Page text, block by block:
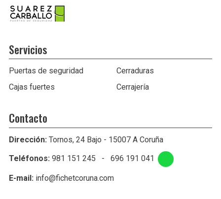
Servicios
Puertas de seguridad
Cerraduras
Cajas fuertes
Cerrajería
Contacto
Dirección: Tornos, 24 Bajo - 15007 A Coruña
Teléfonos: 981 151 245 - 696 191 041
E-mail: info@fichetcoruna.com